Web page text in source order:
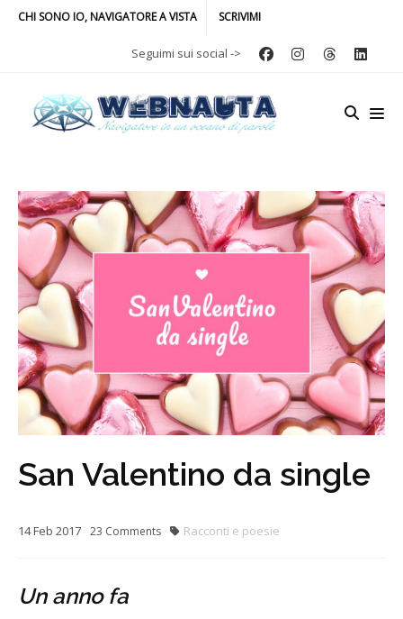
CHI SONO IO, NAVIGATORE A VISTA SCRIVIMI
Seguimi sui social ->
San Valentino da single
14Feb 2017 23 Comments Racconti e poesie
Un anno fa